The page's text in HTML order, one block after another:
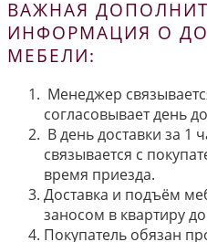
ВАЖНАЯ
ИНФОРМАЦИЯ О
МЕБЕЛИ:
Менеджер
согласовывает день
В день доставки за 1
связывается с
время приезда.
Доставка и подъём
заносом в квартиру
Покупатель обязан